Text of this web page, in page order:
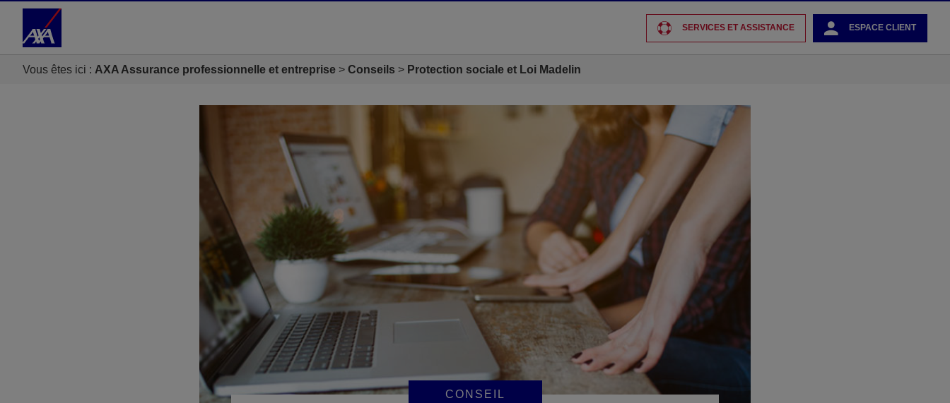
Accéder au Contenu
SERVICES ET ASSISTANCE ESPACE CLIENT
Vous êtes ici : AXA Assurance professionnelle et entreprise Conseils Protection sociale et Loi Madelin
CONSEIL